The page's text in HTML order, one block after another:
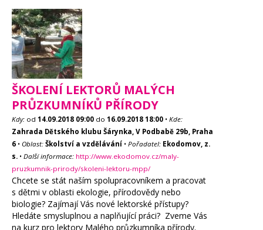
ŠKOLENÍ LEKTORŮ MALÝCH
PRŮZKUMNÍKŮ PŘÍRODY
Kdy: od 14.09.2018 09:00 do 16.09.2018 18:00 • Kde:
Zahrada Dětského klubu Šárynka, V Podbabě 29b, Praha
6 • Oblast: Školství a vzdělávání • Pořadatel: Ekodomov, z.
s. • Další informace: http://www.ekodomov.cz/maly-
pruzkumnik-prirody/skoleni-lektoru-mpp/
Chcete se stát naším spolupracovníkem a pracovat
s dětmi v oblasti ekologie, přírodovědy nebo
biologie? Zajímají Vás nové lektorské přístupy?
Hledáte smysluplnou a naplňující práci? Zveme Vás
na kurz pro lektory Malého průzkumníka přírody.